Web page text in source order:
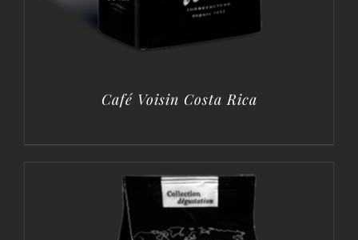
Café Voisin Costa Rica